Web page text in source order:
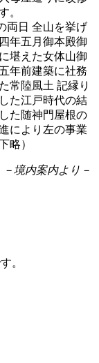
。
両日 全山を挙げ
年五月御本殿御
堪えた女体山御
年前建築に社務
常陸風土 記縁り
た江戸時代の結
た随神門屋根の
により左の事業
略）
－境内案内より－
。